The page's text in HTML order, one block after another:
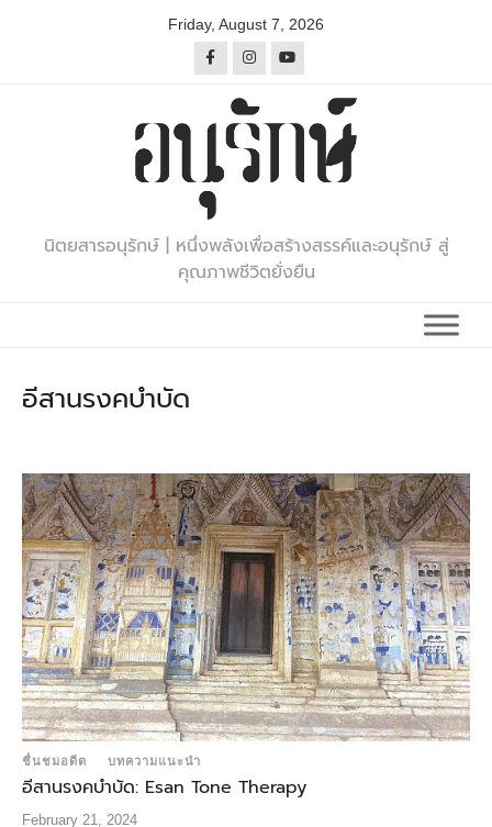
Friday, August 7, 2026
นิตยสารอนุรักษ์ | หนึ่งพลังเพื่อสร้างสรรค์และอนุรักษ์ สู่
คุณภาพชีวิตยั่งยืน
อีสานรงคบำบัด
ชื่นชมอดีต บทความแนะนำ
อีสานรงคบำบัด: Esan Tone Therapy
February 21, 2024